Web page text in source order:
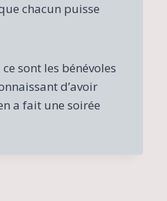
chacun puisse
sont les bénévoles
d’avoir
a fait une soirée